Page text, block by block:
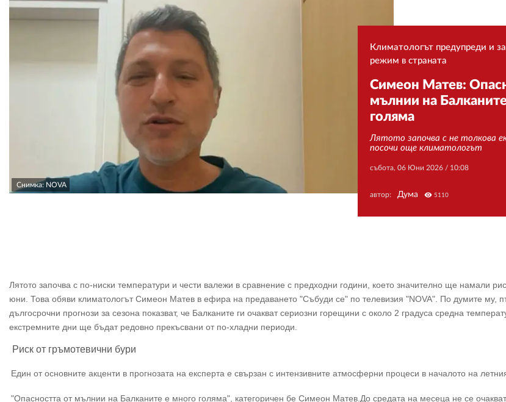
Снимка: NOVA
Климатологът предупреди и
режим в страната
Симеон Матев:
мълнии на
голяма
Лятото започва с не толкова
посочи още климатологът
събота, 06 Юни 2026 / 10:08
автор: Дума visibility5110
Лятото започва с по-ниски температури и чести валежи в сравнение с предходни години, което значително ще намали
юни. Това обяви климатологът Симеон Матев в ефира на предаването "Събуди се" по телевизия "NOVA". По думите му,
дългосрочни прогнози за сезона показват, че Балканите ги очакват сериозни горещини с около 2 градуса средна
екстремните дни ще бъдат редовно прекъсвани от по-хладни периоди.
Риск от гръмотевични бури
Един от основните акценти в прогнозата на експерта е свързан с интензивните атмосферни процеси в началото на
"Опасността от мълнии на Балканите е много голяма", категоричен бе Симеон Матев.До средата на месеца не се